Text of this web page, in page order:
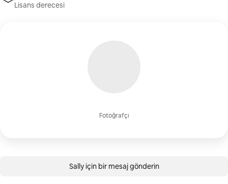
Fotoğrafçı
Lisans derecesi
Sally için bir mesaj gönderin